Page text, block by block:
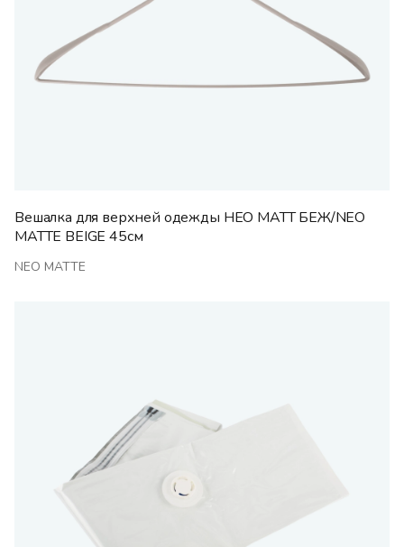
Вешалка для верхней одежды НЕО МАТТ БЕЖ/NEO
MATTE BEIGE 45см
NEO MATTE